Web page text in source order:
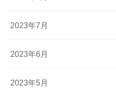
2023年7月
2023年6月
2023年5月